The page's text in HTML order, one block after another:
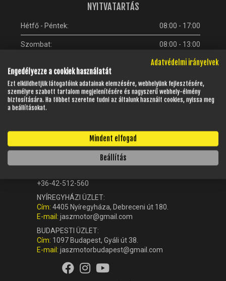
NYITVATARTÁS
Hétfő - Péntek: 08:00 - 17:00
Szombat: 08:00 - 13:00
Zárva
KAPCSOLAT
+36-42-512-560
NYÍREGYHÁZI ÜZLET:
Cím: 4405 Nyíregyháza, Debreceni út 180.
E-mail: jaszmotor@gmail.com
BUDAPESTI ÜZLET:
Cím: 1097 Budapest, Gyáli út 38.
E-mail: jaszmotorbudapest@gmail.com
Adatvédelmi irányelvek
Engedélyezze a cookiek használatát
Ezt elküldhetjük látogatóink adatainak elemzésére, webhelyünk fejlesztésére,
személyre szabott tartalom megjelenítésére és nagyszerű webhely-élmény
biztosítására. Ha többet szeretne tudni az általunk használt cookies, nyissa meg
a beállításokat.
Mindent elfogad
Beállítás